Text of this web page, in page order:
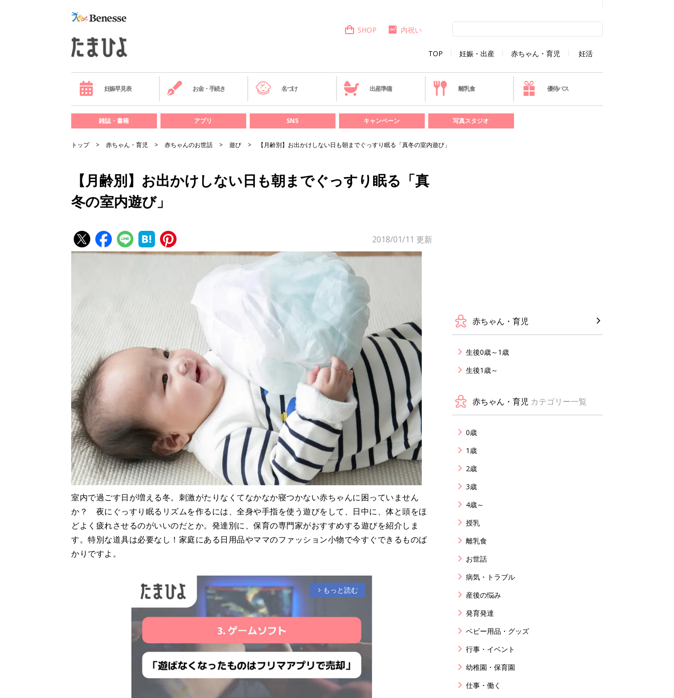
TOP 妊娠・出産 赤ちゃん・育児 妊活
SHOP 内祝い
妊娠早見表 お金・手続き 名づけ 出産準備 離乳食 優待パス
雑誌・書籍 アプリ SNS キャンペーン 写真スタジオ
トップ 赤ちゃん・育児 赤ちゃんのお世話 遊び 【月齢別】お出かけしない日も朝までぐっすり眠る「真冬の室内遊び」
【月齢別】お出かけしない日も朝までぐっすり眠る「真
冬の室内遊び」
2018/01/11 更新
室内で過ごす日が増える冬。刺激がたりなくてなかなか寝つかない赤ちゃんに困っていません
か？ 夜にぐっすり眠るリズムを作るには、全身や手指を使う遊びをして、日中に、体と頭をほ
どよく疲れさせるのがいいのだとか。発達別に、保育の専門家がおすすめする遊びを紹介しま
す。特別な道具は必要なし！家庭にある日用品やママのファッション小物で今すぐできるものば
かりですよ。
arrow_forward_ios もっと読む
赤ちゃん・育児
生後0歳～1歳
生後1歳～
赤ちゃん・育児 カテゴリー一覧
0歳
1歳
2歳
3歳
4歳～
授乳
離乳食
お世話
病気・トラブル
産後の悩み
発育発達
ベビー用品・グッズ
行事・イベント
幼稚園・保育園
仕事・働く